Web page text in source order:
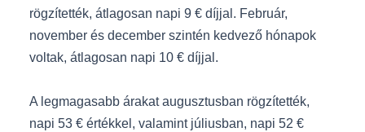
rögzítették, átlagosan napi 9 € díjjal. Február,
november és december szintén kedvező hónapok
voltak, átlagosan napi 10 € díjjal.
A legmagasabb árakat augusztusban rögzítették,
napi 53 € értékkel, valamint júliusban, napi 52 €